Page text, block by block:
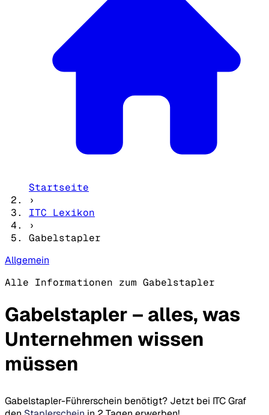
Startseite
›
ITC Lexikon
›
Gabelstapler
Allgemein
Alle Informationen zum Gabelstapler
Gabelstapler – alles, was
Unternehmen wissen
müssen
Gabelstapler-Führerschein benötigt? Jetzt bei ITC Graf